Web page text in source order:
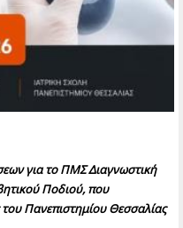
για το ΠΜΣ Διαγνωστική
Ποδιού, που
Πανεπιστημίου Θεσσαλίας